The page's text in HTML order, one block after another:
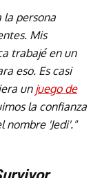
la persona
Mis
trabajé en un
eso. Es casi
un juego de
la confianza
nombre 'Jedi'."